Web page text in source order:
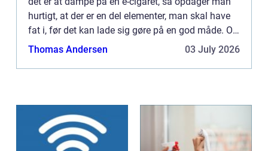
hurtigt, at der er en del elementer, man skal have
fat i, før det kan lade sig gøre på en god måde. Og
det drejer sig ikke (bare) om kvaliteten af det, for
Thomas Andersen 03 July 2026